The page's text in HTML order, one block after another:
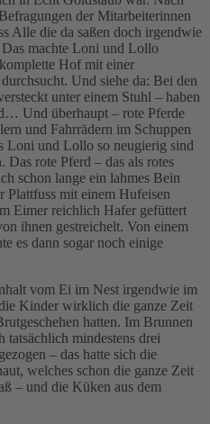
der Mitarbeiterinnen
Alle die da saßen doch irgendwie
machte Loni und Lollo
Hof mit einer
Und siehe da: Bei den
unter einem Stuhl – haben
Und überhaupt – rote Pferde
und Fahrrädern im Schuppen
Loni und Lollo so neugierig sind
Das rote Pferd – das als rotes
schon lange ein lahmes Bein
Plattfuss mit einem Hufeisen
Eimer reichlich Hafer gefüttert
ihnen gestreichelt. Von einem
es dann sogar noch einige
vom Ei im Nest irgendwie im
Kinder wirklich die ganze Zeit
hatten. Im Brunnen
tatsächlich mindestens drei
– das hatte sich die
welches schon die ganze Zeit
– und die Küken aus dem